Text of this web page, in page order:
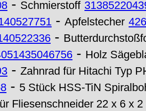
- Schmierstoff
- Apfelstecher
-
- Holz
- Zahnrad für Hitachi Typ
- 5 Stück HSS-TiN
Fliesenschneider 22 x 6 x 2